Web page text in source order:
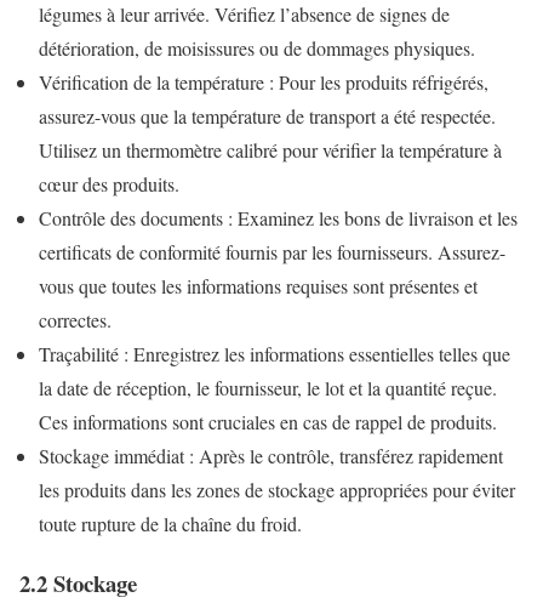
légumes à leur arrivée. Vérifiez l’absence de signes de
détérioration, de moisissures ou de dommages physiques.
Vérification de la température : Pour les produits réfrigérés,
assurez-vous que la température de transport a été respectée.
Utilisez un thermomètre calibré pour vérifier la température à
cœur des produits.
Contrôle des documents : Examinez les bons de livraison et les
certificats de conformité fournis par les fournisseurs. Assurez-
vous que toutes les informations requises sont présentes et
correctes.
Traçabilité : Enregistrez les informations essentielles telles que
la date de réception, le fournisseur, le lot et la quantité reçue.
Ces informations sont cruciales en cas de rappel de produits.
Stockage immédiat : Après le contrôle, transférez rapidement
les produits dans les zones de stockage appropriées pour éviter
toute rupture de la chaîne du froid.
2.2 Stockage